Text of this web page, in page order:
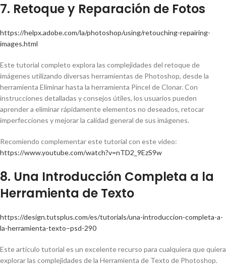
7. Retoque y Reparación de Fotos
https://helpx.adobe.com/la/photoshop/using/retouching-repairing-
images.html
Este tutorial completo explora las complejidades del retoque de
imágenes utilizando diversas herramientas de Photoshop, desde la
herramienta Eliminar hasta la herramienta Pincel de Clonar. Con
instrucciones detalladas y consejos útiles, los usuarios pueden
aprender a eliminar rápidamente elementos no deseados, retocar
imperfecciones y mejorar la calidad general de sus imágenes.
Recomiendo complementar este tutorial con este video:
https://www.youtube.com/watch?v=nTD2_9EzS9w
8. Una Introducción Completa a la
Herramienta de Texto
https://design.tutsplus.com/es/tutorials/una-introduccion-completa-a-
la-herramienta-texto–psd-290
Este artículo tutorial es un excelente recurso para cualquiera que quiera
explorar las complejidades de la Herramienta de Texto de Photoshop.